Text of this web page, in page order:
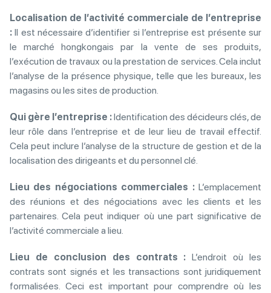
Localisation de l’activité commerciale de l’entreprise
: Il est nécessaire d’identifier si l’entreprise est présente sur
le marché hongkongais par la vente de ses produits,
l’exécution de travaux ou la prestation de services. Cela inclut
l’analyse de la présence physique, telle que les bureaux, les
magasins ou les sites de production.
Qui gère l’entreprise :Identification des décideurs clés, de
leur rôle dans l’entreprise et de leur lieu de travail effectif.
Cela peut inclure l’analyse de la structure de gestion et de la
localisation des dirigeants et du personnel clé.
Lieu des négociations commerciales :L’emplacement
des réunions et des négociations avec les clients et les
partenaires. Cela peut indiquer où une part significative de
l’activité commerciale a lieu.
Lieu de conclusion des contrats : L’endroit où les
contrats sont signés et les transactions sont juridiquement
formalisées. Ceci est important pour comprendre où les